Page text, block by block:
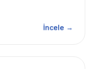
İncele →